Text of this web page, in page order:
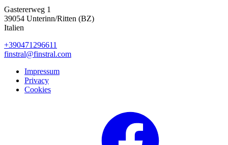
Gastererweg 1
39054 Unterinn/Ritten (BZ)
Italien
+390471296611
finstral@finstral.com
Impressum
Privacy
Cookies